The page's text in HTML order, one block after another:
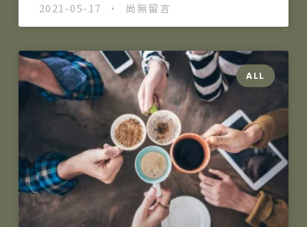
2021-05-17 尚無留言
ALL